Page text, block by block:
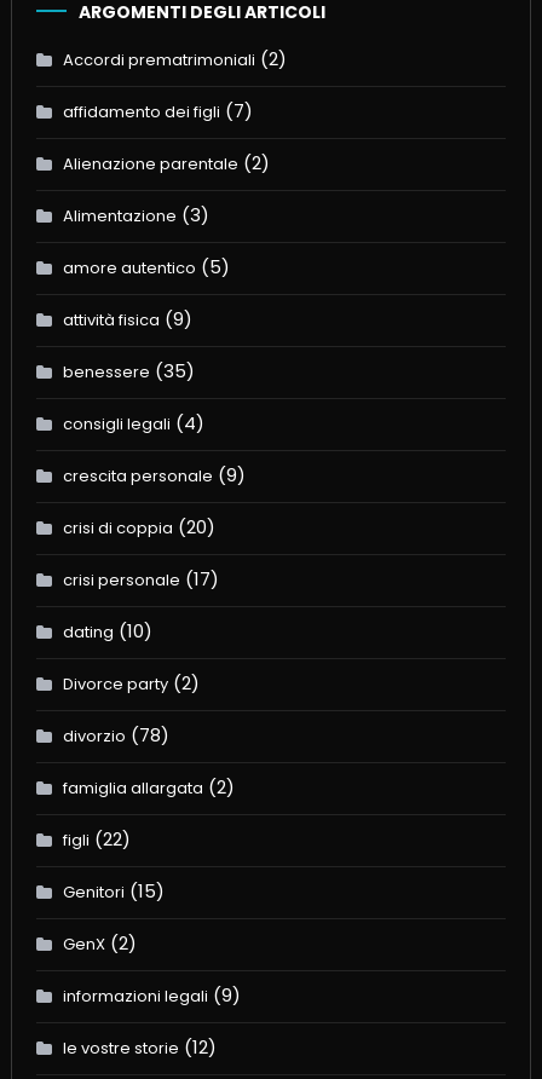
ARGOMENTI DEGLI ARTICOLI
Accordi prematrimoniali (2)
affidamento dei figli (7)
Alienazione parentale (2)
Alimentazione (3)
amore autentico (5)
attività fisica (9)
benessere (35)
consigli legali (4)
crescita personale (9)
crisi di coppia (20)
crisi personale (17)
dating (10)
Divorce party(2)
divorzio (78)
famiglia allargata (2)
figli (22)
Genitori (15)
GenX(2)
informazioni legali (9)
le vostre storie (12)